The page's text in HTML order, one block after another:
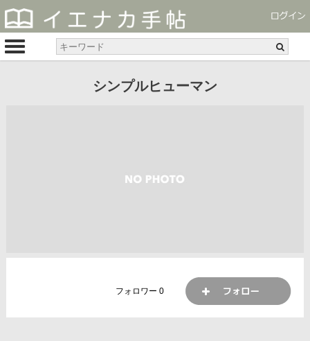
シンプルヒューマン
フォロワー0